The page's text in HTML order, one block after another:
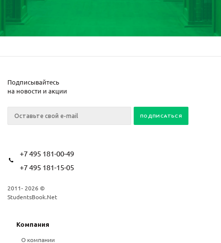
Подписывайтесь
на новости и акции
+7 495 181-00-49
+7 495 181-15-05
2011- 2026 ©
StudentsBook.Net
Компания
О компании